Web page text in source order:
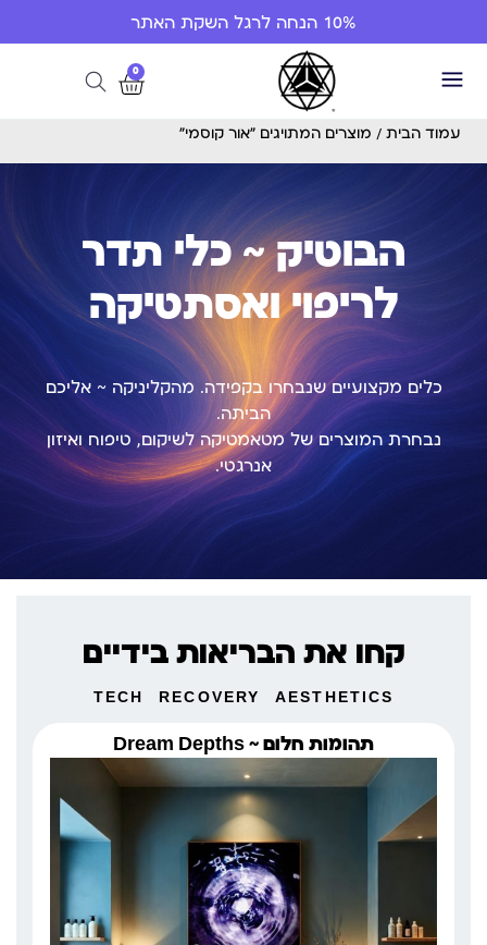
10% הנחה לרגל השקת האתר
0
עמוד הבית / מוצרים המתויגים “אור קוסמי”
הבוטיק ~ כלי תדר
לריפוי ואסתטיקה
כלים מקצועיים שנבחרו בקפידה. מהקליניקה ~ אליכם
הביתה.
נבחרת המוצרים של מטאמטיקה לשיקום, טיפוח ואיזון
אנרגטי.
קחו את הבריאות בידיים
AESTHETICS
RECOVERY
TECH
תהומות חלום ~ Dream Depths